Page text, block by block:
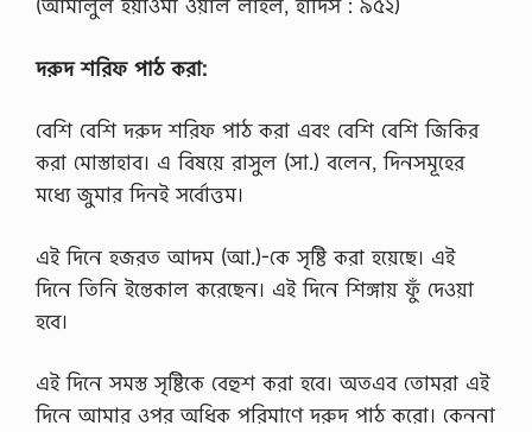
দরুদশরিফ পাঠকরা:
বেশি বেশি দরুদ শরিফ পাঠ করা এবং বেশি বেশি জিকির
করা মোস্তাহাব। এ বিষয়ে রাসুল (সা.) বলেন, দিনসমূহের
মধ্যে জুমার দিনই সর্বোত্তম।
এই দিনে হজরত আদম (আ.)-কে সৃষ্টি করা হয়েছে। এই
দিনে তিনি ইন্তেকাল করেছেন। এই দিনে শিঙ্গায় ফুঁ দেওয়া
হবে।
এই দিনে সমস্ত সৃষ্টিকে বেহুশ করা হবে। অতএব তোমরা এই
দিনে আমার ওপর অধিক পরিমাণে দরুদ পাঠ করো। কেননা